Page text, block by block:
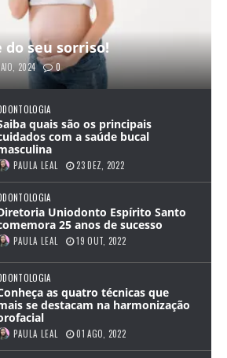
do seu sorriso!
2024 0
quais são os principais
com a saúde bucal
PAULA LEAL 23 DEZ, 2022
Uniodonto Espírito Santo
25 anos de sucesso
PAULA LEAL 19 OUT, 2022
as quatro técnicas que
se destacam na harmonização
PAULA LEAL 01 AGO, 2022